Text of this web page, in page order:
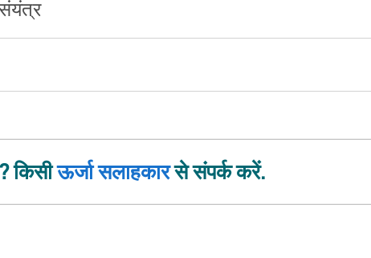
किसीऊर्जा सलाहकारसे संपर्क करें.